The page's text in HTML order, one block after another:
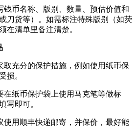
钱币名称、版别、数量、预估价值和
刀货等）。如需标注特殊版别（如荧
在清单里备注清楚。
取充分的保护措施，例如使用纸币保
损。
在纸币保护袋上使用马克笔等做标
写即可。
使用顺丰快递邮寄，并保价，最好能